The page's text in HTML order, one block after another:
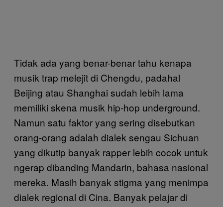
Tidak ada yang benar-benar tahu kenapa
musik trap melejit di Chengdu, padahal
Beijing atau Shanghai sudah lebih lama
memiliki skena musik hip-hop underground.
Namun satu faktor yang sering disebutkan
orang-orang adalah dialek sengau Sichuan
yang dikutip banyak rapper lebih cocok untuk
ngerap dibanding Mandarin, bahasa nasional
mereka. Masih banyak stigma yang menimpa
dialek regional di Cina. Banyak pelajar di